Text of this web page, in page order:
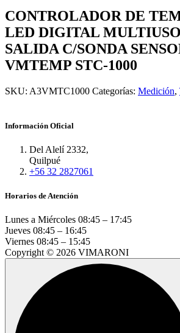
CONTROLADOR DE
LED DIGITAL
SALIDA C/SONDA
VMTEMP STC-1000
SKU: A3VMTC1000 Categorías: Medición,
Información Oficial
Del Alelí 2332,
Quilpué
+56 32 2827061
Horarios de Atención
Lunes a Miércoles 08:45 – 17:45
Jueves 08:45 – 16:45
Viernes 08:45 – 15:45
Copyright © 2026 VIMARONI